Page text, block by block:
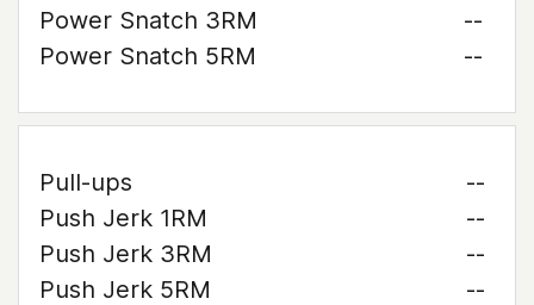
Power Snatch 3RM
--
Power Snatch 5RM
--
Pull-ups
--
Push Jerk 1RM
--
Push Jerk 3RM
--
Push Jerk 5RM
--